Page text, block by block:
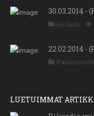
30.03.2014
Keilailu
22.02.2014 -
LUETUIMMAT